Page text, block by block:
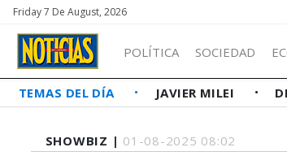
Friday 7 De August, 2026
POLÍTICA SOCIEDAD
TEMAS DEL DÍA JAVIER MILEI
SHOWBIZ | 01-08-2025 08:02